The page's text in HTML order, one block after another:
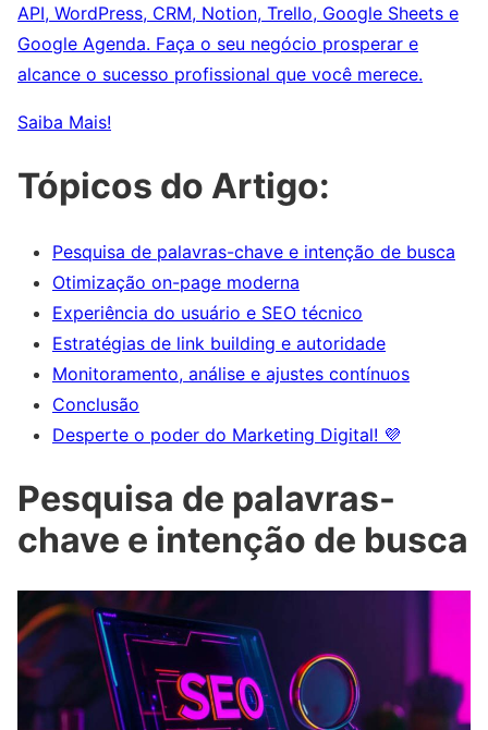
API, WordPress, CRM, Notion, Trello, Google Sheets e
Google Agenda. Faça o seu negócio prosperar e
alcance o sucesso profissional que você merece.
Saiba Mais!
Tópicos do Artigo:
Pesquisa de palavras-chave e intenção de busca
Otimização on-page moderna
Experiência do usuário e SEO técnico
Estratégias de link building e autoridade
Monitoramento, análise e ajustes contínuos
Conclusão
Desperte o poder do Marketing Digital! 💜
Pesquisa de palavras-
chave e intenção de busca